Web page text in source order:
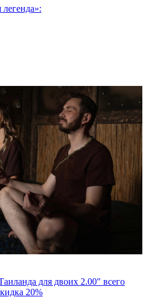
для двоих 2.00" всего
20%